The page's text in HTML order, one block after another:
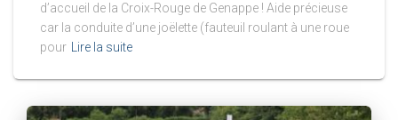
d’accueil de la Croix-Rouge de Genappe ! Aide précieuse
car la conduite d’une joëlette (fauteuil roulant à une roue
pour
Lire la suite